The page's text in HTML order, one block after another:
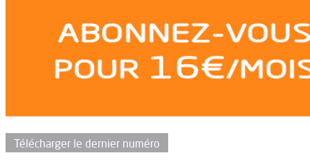
Télécharger le dernier numéro